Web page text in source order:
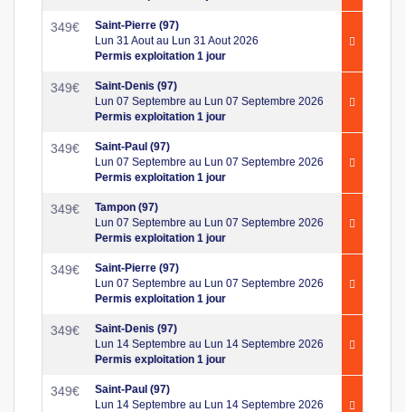
349€
Saint-Pierre (97)
Lun 31 Aout au Lun 31 Aout 2026
Permis exploitation 1 jour
349€
Saint-Denis (97)
Lun 07 Septembre au Lun 07 Septembre 2026
Permis exploitation 1 jour
349€
Saint-Paul (97)
Lun 07 Septembre au Lun 07 Septembre 2026
Permis exploitation 1 jour
349€
Tampon (97)
Lun 07 Septembre au Lun 07 Septembre 2026
Permis exploitation 1 jour
349€
Saint-Pierre (97)
Lun 07 Septembre au Lun 07 Septembre 2026
Permis exploitation 1 jour
349€
Saint-Denis (97)
Lun 14 Septembre au Lun 14 Septembre 2026
Permis exploitation 1 jour
349€
Saint-Paul (97)
Lun 14 Septembre au Lun 14 Septembre 2026